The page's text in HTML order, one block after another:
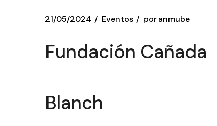
21/05/2024 Eventos por anmube
Fundación Cañada
Blanch